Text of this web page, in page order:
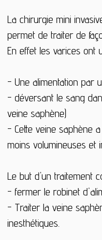
La chirurgie mini
permet de traiter de
En effet les varices ont
- Une alimentation par
- déversant le sang
veine saphène)
- Cette veine saphène
moins volumineuses et
Le but d'un traitement
- fermer le robinet
- Traiter la veine
inesthétiques.